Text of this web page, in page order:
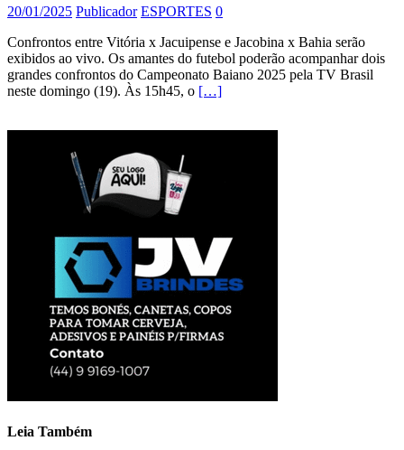
20/01/2025 Publicador ESPORTES 0
Confrontos entre Vitória x Jacuipense e Jacobina x Bahia serão
exibidos ao vivo. Os amantes do futebol poderão acompanhar dois
grandes confrontos do Campeonato Baiano 2025 pela TV Brasil
neste domingo (19). Às 15h45, o […]
Leia Também